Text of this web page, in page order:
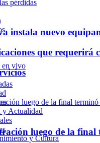
instala nuevo
que requerirá
luego de la final
en vivo
y Actualidad
y Cultura